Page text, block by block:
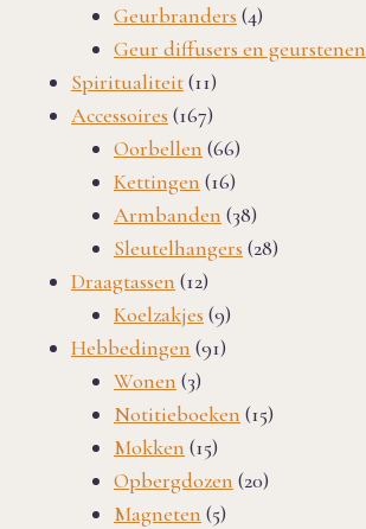
producten
Geurbranders 44
producten
Geur diffusers en geurstenen
Spiritualiteit 1111
producten
Accessoires 167167
producten
Oorbellen 6666
producten
Kettingen 1616
producten
Armbanden 3838
producten
Sleutelhangers 2828
Draagtassen 1212
producten
Koelzakjes 99
producten
Hebbedingen 9191
Wonen 33
producten
Notitieboeken 1515
Mokken 1515
producten
Opbergdozen 2020
Magneten 55